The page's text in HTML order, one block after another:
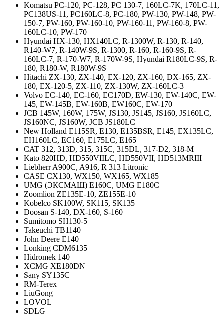
Komatsu PC-120, PC-128, PC 130-7, 160LC-7K, 170LC-11,
PC138US-11, PC160LC-8, PC-180, PW-130, PW-148, PW-
150-7, PW-160, PW-160-10, PW-160-11, PW-160-8, PW-
160LC-10, PW-170
Hyundai HX-130, HX140LC, R-1300W, R-130, R-140,
R140-W7, R-140W-9S, R-1300, R-160, R-160-9S, R-
160LC-7, R-170-W7, R-170W-9S, Hyundai R180LC-9S, R-
180, R180-W, R180W-9S
Hitachi ZX-130, ZX-140, EX-120, ZX-160, DX-165, ZX-
180, EX-120-5, ZX-110, ZX-130W, ZX-160LC-3
Volvo EC-140, EC-160, EC170D, EW-130, EW-140C, EW-
145, EW-145B, EW-160B, EW160C, EW-170
JCB 145W, 160W, 175W, JS130, JS145, JS160, JS160LC,
JS160NC, JS160W, JCB JS180LC
New Holland E115SR, E130, E135BSR, E145, EX135LC,
EH160LC, EC160, E175LC, E165
CAT 312, 313D, 315, 315C, 315DL, 317-D2, 318-M
Kato 820HD, HD550VIILC, HD550VII, HD513MRIII
Liebherr A900C, A916, R 313 Litronic
CASE CX130, WX150, WX165, WX185
UMG (ЭКСМАШ) E160C, UMG E180C
Zoomlion ZE135E-10, ZE155E-10
Kobelco SK100W, SK115, SK135
Doosan S-140, DX-160, S-160
Sumitomo SH130-5
Takeuchi TB1140
John Deere E140
Lonking CDM6135
Hidromek 140
XCMG XE180DN
Sany SY135C
RM-Terex
LiuGong
LOVOL
SDLG